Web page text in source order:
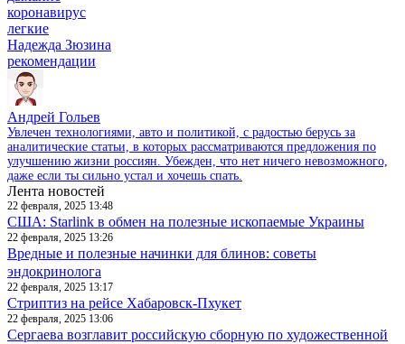
коронавирус
легкие
Надежда Зюзина
рекомендации
Андрей Гольев
Увлечен технологиями, авто и политикой, с радостью берусь за
аналитические статьи, в которых рассматриваются предложения по
улучшению жизни россиян. Убежден, что нет ничего невозможного,
даже если ты сильно устал и хочешь спать.
Лента новостей
22 февраля, 2025 13:48
США: Starlink в обмен на полезные ископаемые Украины
22 февраля, 2025 13:26
Вредные и полезные начинки для блинов: советы
эндокринолога
22 февраля, 2025 13:17
Стриптиз на рейсе Хабаровск-Пхукет
22 февраля, 2025 13:06
Сергаева возглавит российскую сборную по художественной